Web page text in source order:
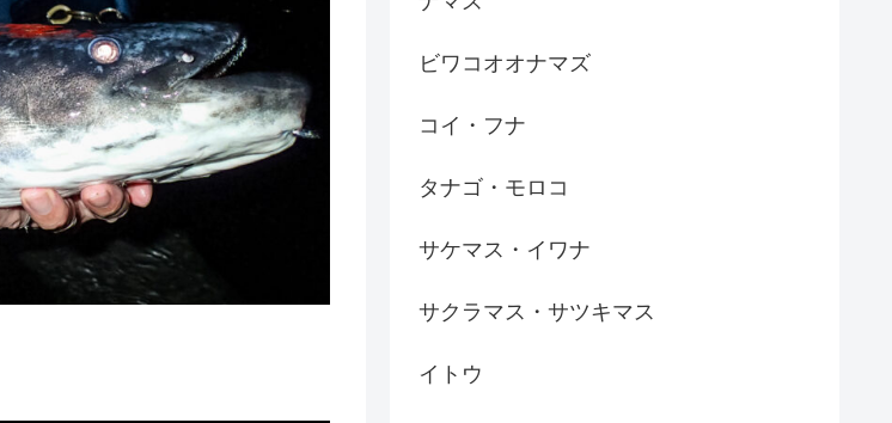
ビワコオオナマズ
コイ・フナ
タナゴ・モロコ
サケマス・イワナ
サクラマス・サツキマス
イトウ